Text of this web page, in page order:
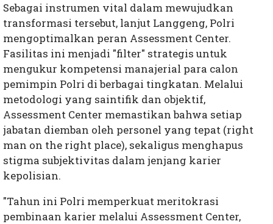
Sebagai instrumen vital dalam mewujudkan
transformasi tersebut, lanjut Langgeng, Polri
mengoptimalkan peran Assessment Center.
Fasilitas ini menjadi "filter" strategis untuk
mengukur kompetensi manajerial para calon
pemimpin Polri di berbagai tingkatan. Melalui
metodologi yang saintifik dan objektif,
Assessment Center memastikan bahwa setiap
jabatan diemban oleh personel yang tepat (right
man on the right place), sekaligus menghapus
stigma subjektivitas dalam jenjang karier
kepolisian.
"Tahun ini Polri memperkuat meritokrasi
pembinaan karier melalui Assessment Center,